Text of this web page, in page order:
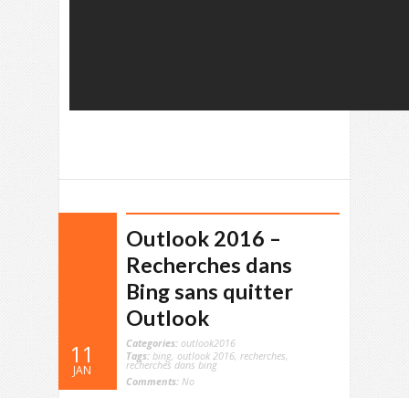
11
JAN
Outlook 2016 –
Recherches dans
Bing sans quitter
Outlook
Categories: outlook2016
Tags: bing outlook 2016 recherches
recherches dans bing
Comments: No